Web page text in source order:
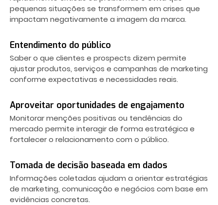
pequenas situações se transformem em crises que
impactam negativamente a imagem da marca.
Entendimento do público
Saber o que clientes e prospects dizem permite
ajustar produtos, serviços e campanhas de marketing
conforme expectativas e necessidades reais.
Aproveitar oportunidades de engajamento
Monitorar menções positivas ou tendências do
mercado permite interagir de forma estratégica e
fortalecer o relacionamento com o público.
Tomada de decisão baseada em dados
Informações coletadas ajudam a orientar estratégias
de marketing, comunicação e negócios com base em
evidências concretas.